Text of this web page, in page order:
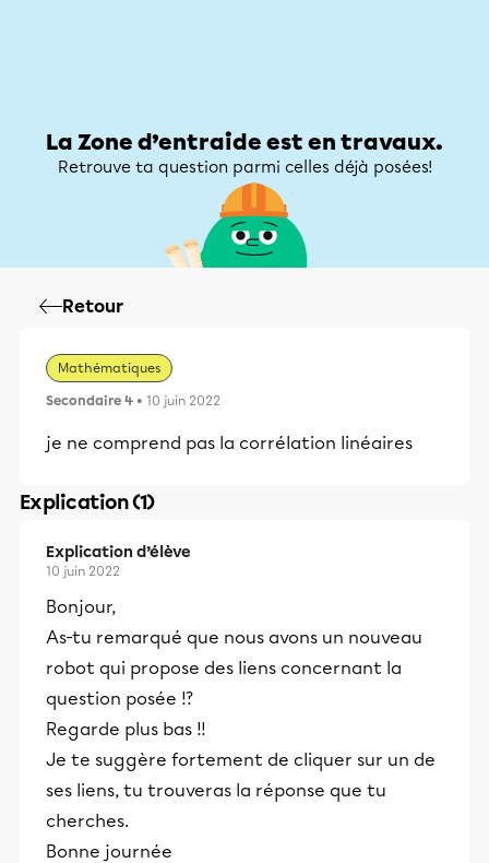
La Zone d’entraide est en travaux.
Retrouve ta question parmi celles déjà posées!
Retour
Mathématiques
Secondaire 4 • 10 juin 2022
je ne comprend pas la corrélation linéaires
Explication (1)
Explication d’élève
10 juin 2022
Bonjour,
As-tu remarqué que nous avons un nouveau
robot qui propose des liens concernant la
question posée !?
Regarde plus bas !!
Je te suggère fortement de cliquer sur un de
ses liens, tu trouveras la réponse que tu
cherches.
Bonne journée